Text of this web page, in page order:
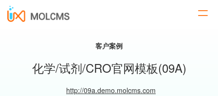
客户案例
化学/试剂/CRO官网模板(09A)
http://09a.demo.molcms.com